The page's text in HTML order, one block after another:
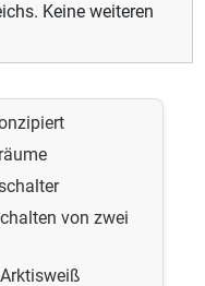
Keine weiteren
von zwei